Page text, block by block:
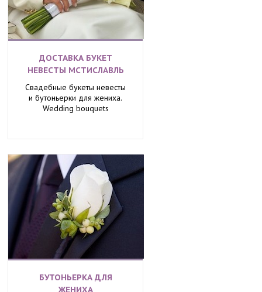
ДОСТАВКА БУКЕТ
НЕВЕСТЫ МСТИСЛАВЛЬ
Свадебные букеты невесты
и бутоньерки для жениха.
Wedding bouquets
БУТОНЬЕРКА ДЛЯ
ЖЕНИХА